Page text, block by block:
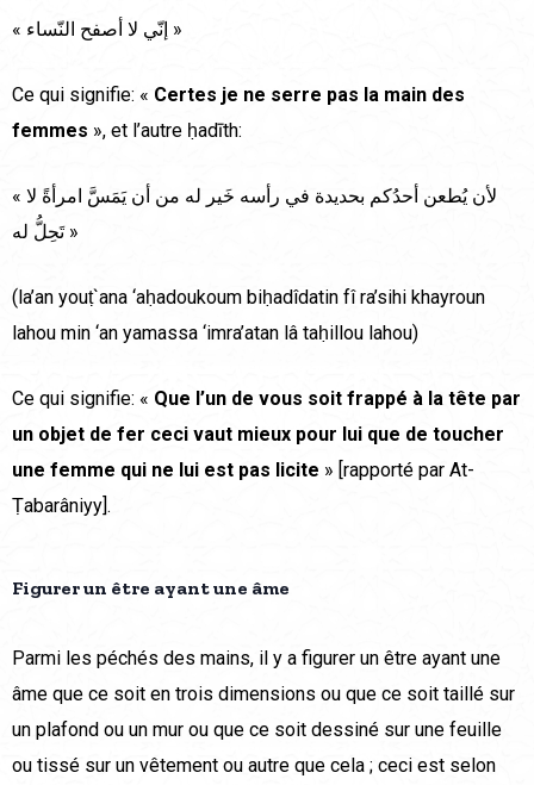
« إنّي لا أصفح النّساء »
Ce qui signifie: « Certes je ne serre pas la main des
femmes », et l’autre ḥadīth:
« لأن يُطعن أحدُكم بحديدة في رأسه خَير له من أن يَمَسَّ امرأةً لا
تَحِلُّ له »
(la’an youṭ`ana ‘aḥadoukoum biḥadîdatin fî ra’sihi khayroun
lahou min ‘an yamassa ‘imra’atan lâ taḥillou lahou)
Ce qui signifie: « Que l’un de vous soit frappé à la tête par
un objet de fer ceci vaut mieux pour lui que de toucher
une femme qui ne lui est pas licite » [rapporté par At-
Ṭabarâniyy].
Figurer un être ayant une âme
Parmi les péchés des mains, il y a figurer un être ayant une
âme que ce soit en trois dimensions ou que ce soit taillé sur
un plafond ou un mur ou que ce soit dessiné sur une feuille
ou tissé sur un vêtement ou autre que cela ; ceci est selon